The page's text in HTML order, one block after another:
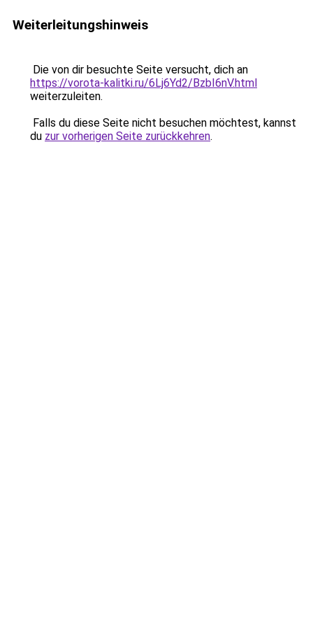
Weiterleitungshinweis
Die von dir besuchte Seite versucht, dich an
https://vorota-kalitki.ru/6Lj6Yd2/BzbI6nV.html
weiterzuleiten.
Falls du diese Seite nicht besuchen möchtest, kannst
du zur vorherigen Seite zurückkehren.